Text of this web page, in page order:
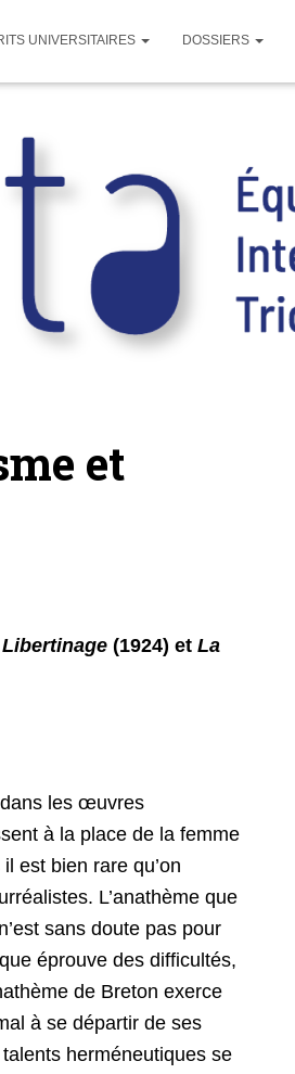
UNIVERSITAIRES DOSSIERS
et
(1924) et La
dans les œuvres
à la place de la femme
est bien rare qu’on
L’anathème que
sans doute pas pour
éprouve des difficultés,
de Breton exerce
à se départir de ses
herméneutiques se